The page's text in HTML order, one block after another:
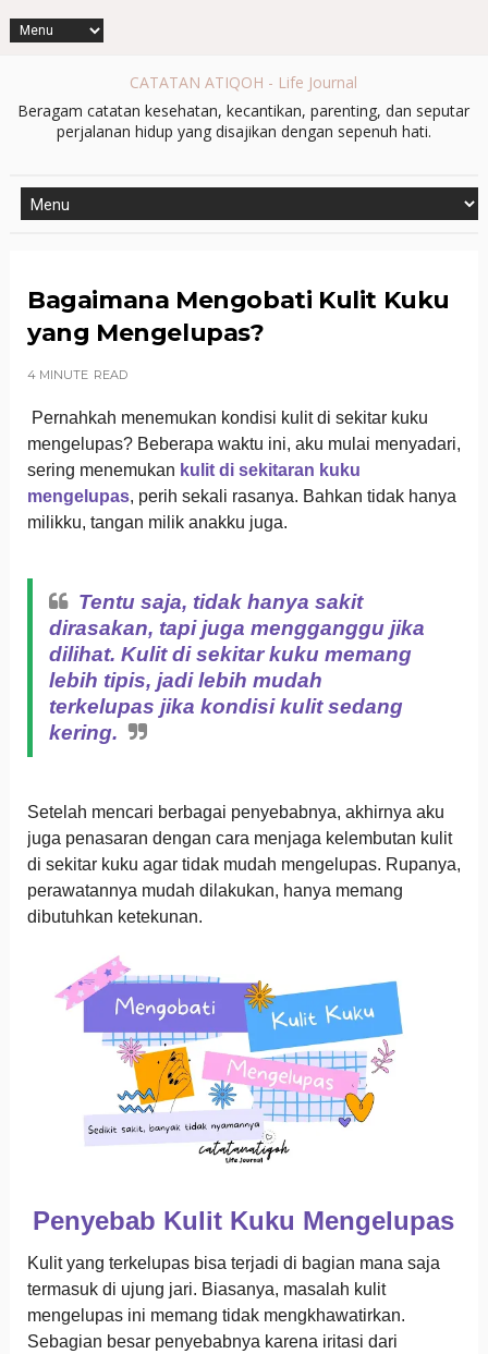
CATATAN ATIQOH - Life Journal
Beragam catatan kesehatan, kecantikan, parenting, dan seputar
perjalanan hidup yang disajikan dengan sepenuh hati.
Bagaimana Mengobati Kulit Kuku
yang Mengelupas?
4 MINUTE READ
Pernahkah menemukan kondisi kulit di sekitar kuku
mengelupas? Beberapa waktu ini, aku mulai menyadari,
sering menemukan kulit di sekitaran kuku
mengelupas, perih sekali rasanya. Bahkan tidak hanya
milikku, tangan milik anakku juga.
Tentu saja, tidak hanya sakit
dirasakan, tapi juga mengganggu jika
dilihat. Kulit di sekitar kuku memang
lebih tipis, jadi lebih mudah
terkelupas jika kondisi kulit sedang
kering.
Setelah mencari berbagai penyebabnya, akhirnya aku
juga penasaran dengan cara menjaga kelembutan kulit
di sekitar kuku agar tidak mudah mengelupas. Rupanya,
perawatannya mudah dilakukan, hanya memang
dibutuhkan ketekunan.
Penyebab Kulit Kuku Mengelupas
Kulit yang terkelupas bisa terjadi di bagian mana saja
termasuk di ujung jari. Biasanya, masalah kulit
mengelupas ini memang tidak mengkhawatirkan.
Sebagian besar penyebabnya karena iritasi dari